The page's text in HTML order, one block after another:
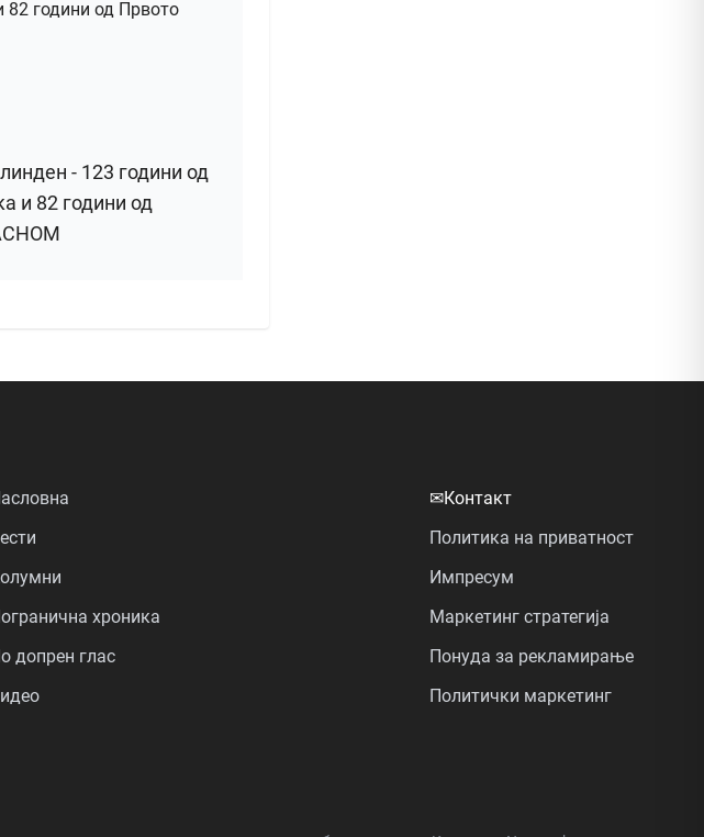
- 123 години од
и 82 години од
хроника
допрен глас
✉Контакт
Политика на приватност
Импресум
Маркетинг стратегија
Понуда за рекламирање
Политички маркетинг